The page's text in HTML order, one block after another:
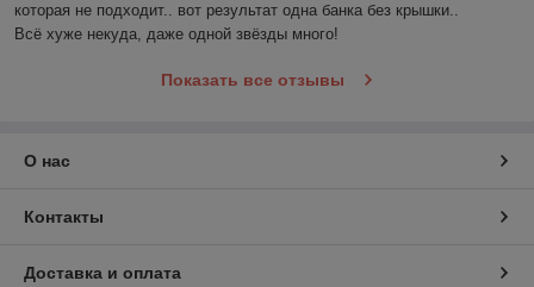
которая не подходит.. вот результат одна банка без крышки..
Всё хуже некуда, даже одной звёзды много!
Показать все отзывы
О нас
Контакты
Доставка и оплата